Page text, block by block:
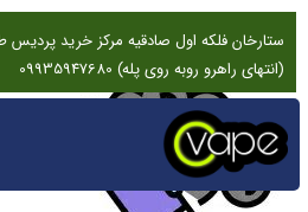
(انتهای راهرو روبه روی پله) 09935947680